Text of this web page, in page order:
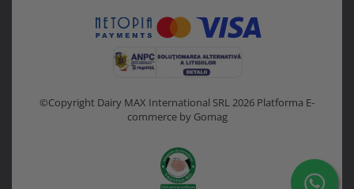
©Copyright Dairy MAX International SRL 2026 Platforma E-
commerce by Gomag